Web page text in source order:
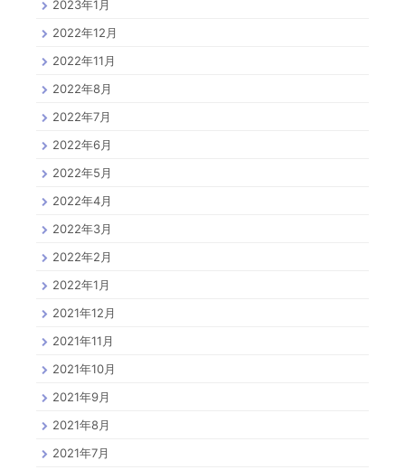
2023年1月
2022年12月
2022年11月
2022年8月
2022年7月
2022年6月
2022年5月
2022年4月
2022年3月
2022年2月
2022年1月
2021年12月
2021年11月
2021年10月
2021年9月
2021年8月
2021年7月